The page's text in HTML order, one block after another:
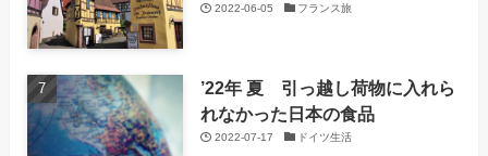
2022-06-05 フランス旅
’22年 夏 引っ越し荷物に入れら
れなかった日本の食品
2022-07-17 ドイツ生活